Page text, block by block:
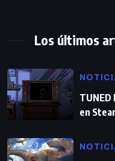
Los últimos
en